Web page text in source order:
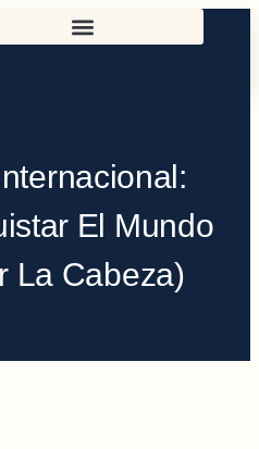
El Mundo
La Cabeza)